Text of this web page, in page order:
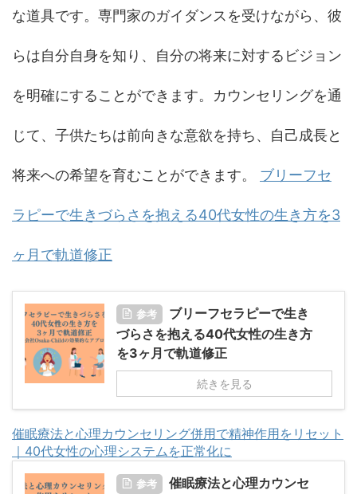
な道具です。専門家のガイダンスを受けながら、彼
らは自分自身を知り、自分の将来に対するビジョン
を明確にすることができます。カウンセリングを通
じて、子供たちは前向きな意欲を持ち、自己成長と
将来への希望を育むことができます。 ブリーフセ
ラピーで生きづらさを抱える40代女性の生き方を3
ヶ月で軌道修正
参考
ブリーフセラピーで生き
づらさを抱える40代女性の生き方
を3ヶ月で軌道修正
続きを見る
催眠療法と心理カウンセリング併用で精神作用をリセット
｜40代女性の心理システムを正常化に
参考
催眠療法と心理カウンセ